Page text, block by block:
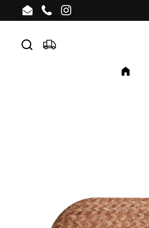
Skip to content
EmailPhoneInstagram